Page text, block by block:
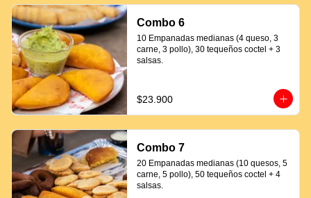
Combo 6
10 Empanadas medianas (4 queso, 3
carne, 3 pollo), 30 tequeños coctel + 3
salsas.
$23.900
Combo 7
20 Empanadas medianas (10 quesos, 5
carne, 5 pollo), 50 tequeños coctel + 4
salsas.